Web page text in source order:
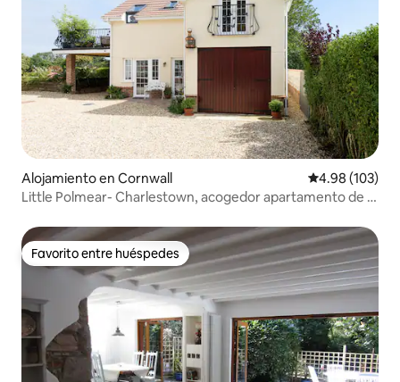
Alojamiento en Cornwall Calificación
4.98 (103)
Little Polmear- Charlestown, acogedor apartamento de 2
Favorito entre huéspedes
Favorito entre huéspedes